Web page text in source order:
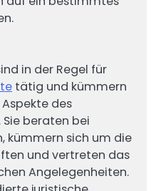
in der Regel für
tätig und kümmern
des
beraten bei
kümmern sich um die
und vertreten das
Angelegenheiten.